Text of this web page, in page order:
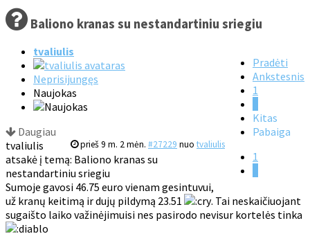
Baliono kranas su nestandartiniu sriegiu
Pradėti
Ankstesnis
1
Kitas
Pabaiga
1
tvaliulis
Neprisijungęs
Naujokas
Daugiau
prieš 9 m. 2 mėn. #27229 nuo tvaliulis
tvaliulis
atsakė į temą: Baliono kranas su
nestandartiniu sriegiu
Sumoje gavosi 46.75 euro vienam gesintuvui,
už kranų keitimą ir dujų pildymą 23.51
. Tai neskaičiuojant
sugaišto laiko važinėjimuisi nes pasirodo nevisur kortelės tinka